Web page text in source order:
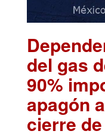
del gas
90%
apagón
cierre